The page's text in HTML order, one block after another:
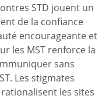
STD jouent un
de la confiance
encourageante et
les MST renforce la
sans
Les stigmates
les sites